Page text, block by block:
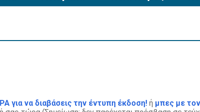
για να διαβάσεις την έντυπη έκδοση!ή μπες με